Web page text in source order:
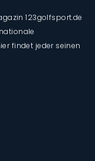
123golfsport.de
findet jeder seinen